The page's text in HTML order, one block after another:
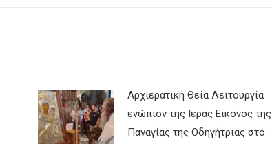
Αρχιερατική Θεία Λειτουργία
ενώπιον της Ιεράς Εικόνος της
Παναγίας της Οδηγήτριας στο